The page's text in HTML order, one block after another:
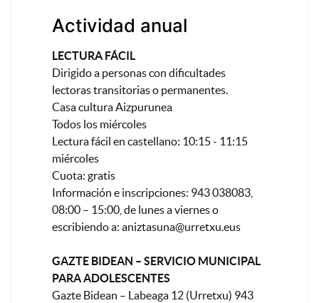
Actividad anual
LECTURA FÁCIL
Dirigido a personas con dificultades
lectoras transitorias o permanentes.
Casa cultura Aizpurunea
Todos los miércoles
Lectura fácil en castellano: 10:15 - 11:15
miércoles
Cuota: gratis
Información e inscripciones: 943 038083,
08:00 – 15:00, de lunes a viernes o
escribiendo a:aniztasuna@urretxu.eus
GAZTE BIDEAN – SERVICIO MUNICIPAL
PARA ADOLESCENTES
Gazte Bidean – Labeaga 12 (Urretxu) 943